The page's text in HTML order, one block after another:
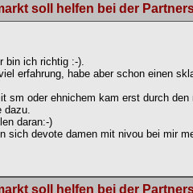
soll helfen bei der
bin ich richtig :-).
erfahrung, habe aber schon einen
sm oder ehnichem kam erst durch
dazu.
daran:-)
sich devote damen mit nivou bei mir
soll helfen bei der